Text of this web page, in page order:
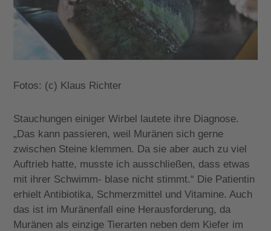
Fotos: (c) Klaus Richter
Stauchungen einiger Wirbel lautete ihre Diagnose.
„Das kann passieren, weil Muränen sich gerne
zwischen Steine klemmen. Da sie aber auch zu viel
Auftrieb hatte, musste ich ausschließen, dass etwas
mit ihrer Schwimm- blase nicht stimmt.“ Die Patientin
erhielt Antibiotika, Schmerzmittel und Vitamine. Auch
das ist im Muränenfall eine Herausforderung, da
Muränen als einzige Tierarten neben dem Kiefer im